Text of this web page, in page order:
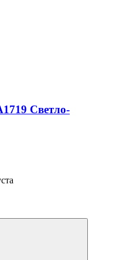
Светло-